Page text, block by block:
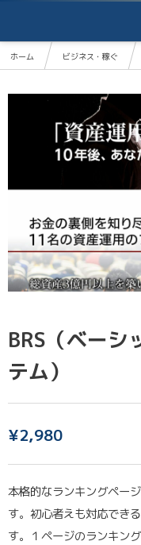
ホーム ビジネス・稼ぐ
BRS（ベー
テム）
¥2,980
本格的なランキングペー
す。初心者えも対応でき
す。１ページのランキン